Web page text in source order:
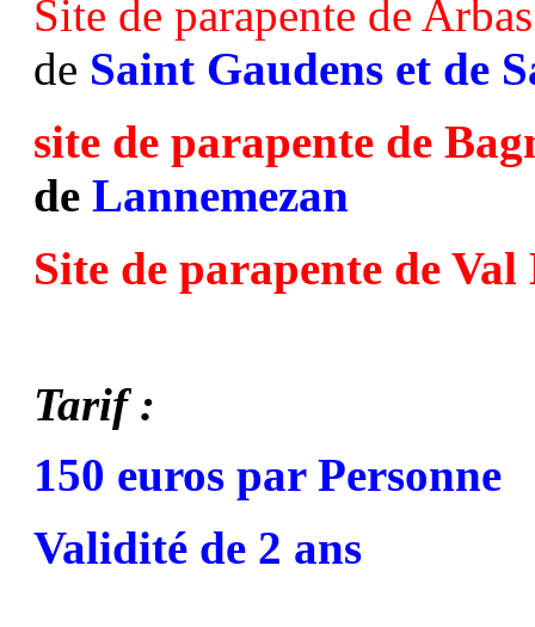
Site de parapente de Arbas
de Saint Gaudens et de
site de parapente de
de Lannemezan
Site de parapente de
Tarif :
150 euros par Personne
Validité de 2 ans